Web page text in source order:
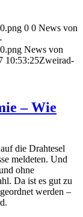
0 0 News von
News von
10:53:25Zweirad-
– Wie
die Drahtesel
meldeten. Und
ohne
Da ist es gut zu
werden –